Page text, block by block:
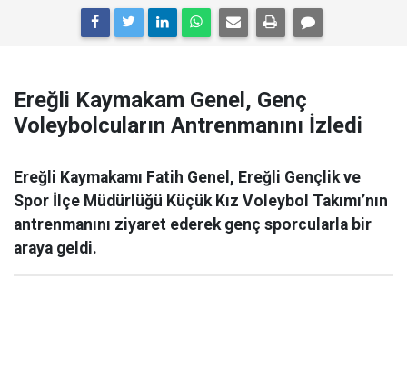
Ereğli Kaymakam Genel, Genç
Voleybolcuların Antrenmanını İzledi
Ereğli Kaymakamı Fatih Genel, Ereğli Gençlik ve
Spor İlçe Müdürlüğü Küçük Kız Voleybol Takımı’nın
antrenmanını ziyaret ederek genç sporcularla bir
araya geldi.